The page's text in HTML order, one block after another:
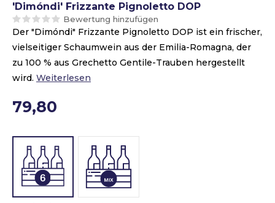
'Dimóndi' Frizzante Pignoletto DOP
Bewertung hinzufügen
Der "Dimóndi" Frizzante Pignoletto DOP ist ein frischer,
vielseitiger Schaumwein aus der Emilia-Romagna, der
zu 100 % aus Grechetto Gentile-Trauben hergestellt
wird. Weiterlesen
79,80